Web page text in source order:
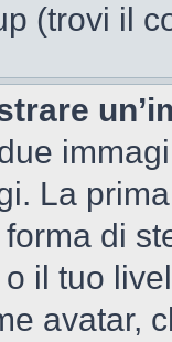
(trovi il
La
di
il tuo
avatar,